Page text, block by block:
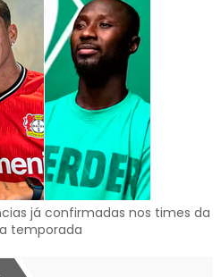
já confirmadas nos times da
temporada